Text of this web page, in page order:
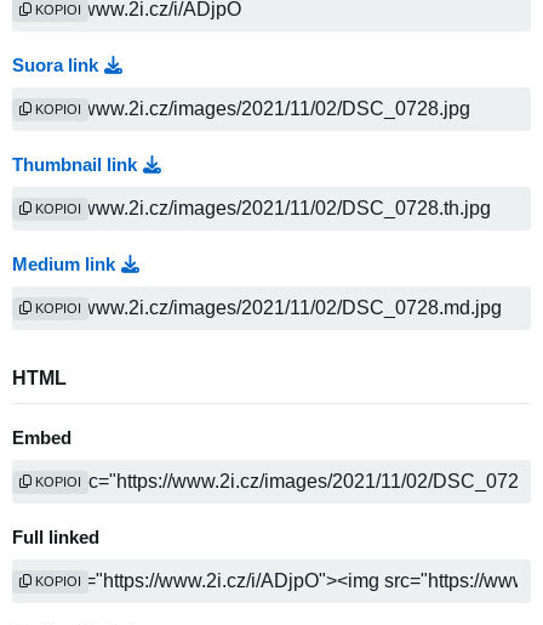
KOPIOI
Suora link
KOPIOI
Thumbnail link
KOPIOI
Medium link
KOPIOI
HTML
Embed
KOPIOI
Full linked
KOPIOI